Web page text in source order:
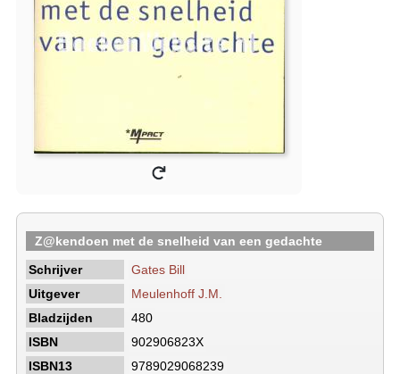
Z@kendoen met de snelheid van een gedachte
Schrijver
Gates Bill
Uitgever
Meulenhoff J.M.
Bladzijden
480
ISBN
902906823X
ISBN13
9789029068239